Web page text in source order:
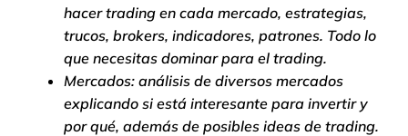
hacer trading en cada mercado, estrategias,
trucos, brokers, indicadores, patrones. Todo lo
que necesitas dominar para el trading.
Mercados: análisis de diversos mercados
explicando si está interesante para invertir y
por qué, además de posibles ideas de trading.